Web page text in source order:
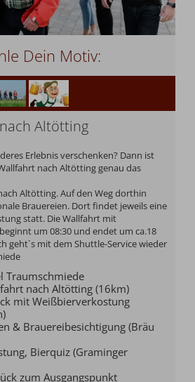
Dein Motiv:
Altötting
Erlebnis verschenken? Dann ist
nach Altötting genau das
Altötting. Auf den Weg dorthin
Brauereien. Dort findet jeweils eine
statt. Die Wallfahrt mit
um 08:30 und endet um ca.18
geht`s mit dem Shuttle-Service wieder
Traumschmiede
nach Altötting (16km)
mit Weißbierverkostung
& Brauereibesichtigung (Bräu
Bierquiz (Graminger
zum Ausgangspunkt